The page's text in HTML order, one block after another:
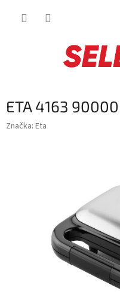
ETA 4163 90000
Značka: Eta